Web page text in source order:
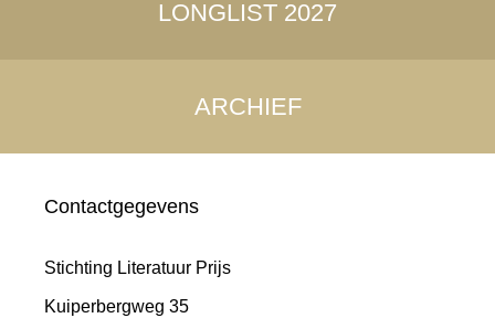
LONGLIST 2027
ARCHIEF
Contactgegevens
Stichting Literatuur Prijs
Kuiperbergweg 35